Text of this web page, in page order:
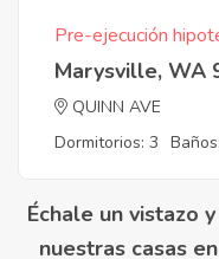
Pre-ejecución
Marysville, WA
QUINN AVE
Dormitorios: 3
Échale un vistazo
nuestras casas